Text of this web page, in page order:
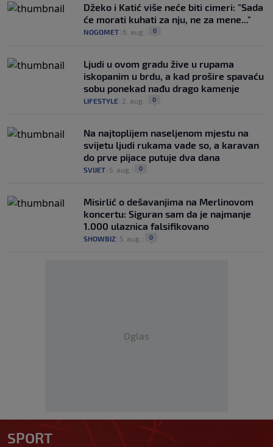
Džeko i Katić više neće biti cimeri: "Sada
će morati kuhati za nju, ne za mene..."
NOGOMET 6. aug. 0
Ljudi u ovom gradu žive u rupama
iskopanim u brdu, a kad prošire spavaću
sobu ponekad nađu drago kamenje
LIFESTYLE 2. aug. 0
Na najtoplijem naseljenom mjestu na
svijetu ljudi rukama vade so, a karavan
do prve pijace putuje dva dana
SVIJET 5. aug. 0
Misirlić o dešavanjima na Merlinovom
koncertu: Siguran sam da je najmanje
1.000 ulaznica falsifikovano
SHOWBIZ 5. aug. 0
Oglas
SPORT